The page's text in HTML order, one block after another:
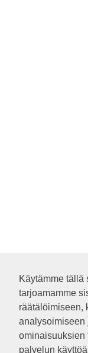
Käytämme tällä
tarjoamamme
räätälöimiseen,
analysoimiseen
ominaisuuksien
palvelun
Käytämme tällä
tarjoamamme
räätälöimiseen,
analysoimiseen
ominaisuuksien
palvelun